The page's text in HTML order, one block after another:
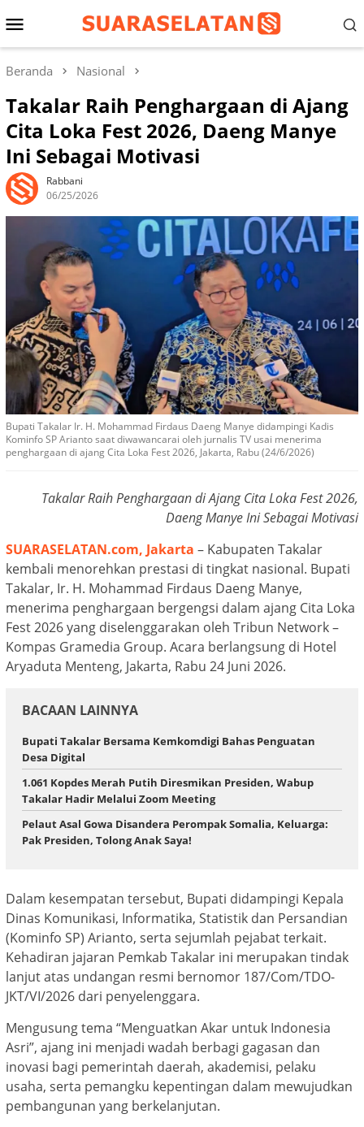
ke
Menu
Mobile
Beranda Nasional
Takalar Raih Penghargaan di Ajang
Cita Loka Fest 2026, Daeng Manye
Ini Sebagai Motivasi
Rabbani
06/25/2026
Bupati Takalar Ir. H. Mohammad Firdaus Daeng Manye didampingi Kadis
Kominfo SP Arianto saat diwawancarai oleh jurnalis TV usai menerima
penghargaan di ajang Cita Loka Fest 2026, Jakarta, Rabu (24/6/2026)
Takalar Raih Penghargaan di Ajang Cita Loka Fest 2026,
Daeng Manye Ini Sebagai Motivasi
SUARASELATAN.com, Jakarta – Kabupaten Takalar
kembali menorehkan prestasi di tingkat nasional. Bupati
Takalar, Ir. H. Mohammad Firdaus Daeng Manye,
menerima penghargaan bergengsi dalam ajang Cita Loka
Fest 2026 yang diselenggarakan oleh Tribun Network –
Kompas Gramedia Group. Acara berlangsung di Hotel
Aryaduta Menteng, Jakarta, Rabu 24 Juni 2026.
BACAAN LAINNYA
Bupati Takalar Bersama Kemkomdigi Bahas Penguatan
Desa Digital
1.061 Kopdes Merah Putih Diresmikan Presiden, Wabup
Takalar Hadir Melalui Zoom Meeting
Pelaut Asal Gowa Disandera Perompak Somalia, Keluarga:
Pak Presiden, Tolong Anak Saya!
Dalam kesempatan tersebut, Bupati didampingi Kepala
Dinas Komunikasi, Informatika, Statistik dan Persandian
(Kominfo SP) Arianto, serta sejumlah pejabat terkait.
Kehadiran jajaran Pemkab Takalar ini merupakan tindak
lanjut atas undangan resmi bernomor 187/Com/TDO-
JKT/VI/2026 dari penyelenggara.
Mengusung tema “Menguatkan Akar untuk Indonesia
Asri”, ajang ini menjadi wadah berbagi gagasan dan
inovasi bagi pemerintah daerah, akademisi, pelaku
usaha, serta pemangku kepentingan dalam mewujudkan
pembangunan yang berkelanjutan.